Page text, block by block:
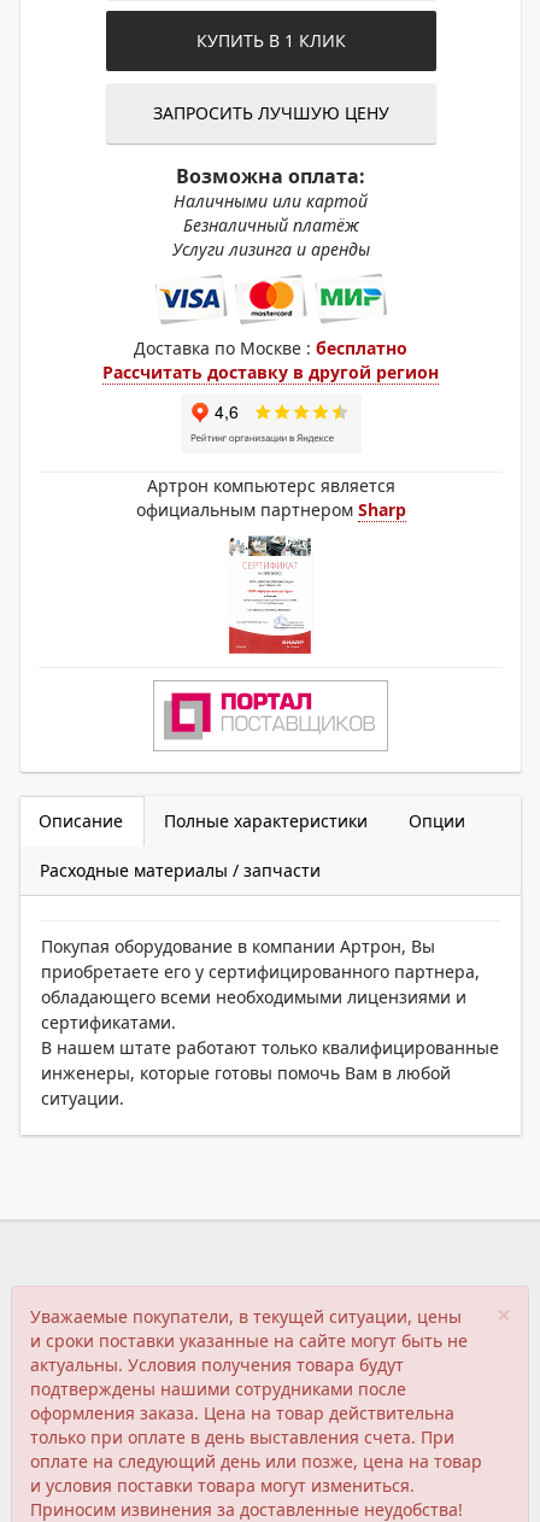
КУПИТЬ В 1 КЛИК
ЗАПРОСИТЬ ЛУЧШУЮ ЦЕНУ
Возможна оплата:
Наличными или картой
Безналичный платёж
Услуги лизинга и аренды
Доставка по Москве : бесплатно
Рассчитать доставку в другой регион
Артрон компьютерс является
официальным партнером Sharp
Описание Полные характеристики Опции
Расходные материалы / запчасти
Покупая оборудование в компании Артрон, Вы
приобретаете его у сертифицированного партнера,
обладающего всеми необходимыми лицензиями и
сертификатами.
В нашем штате работают только квалифицированные
инженеры, которые готовы помочь Вам в любой
ситуации.
×
Уважаемые покупатели, в текущей ситуации, цены
и сроки поставки указанные на сайте могут быть не
актуальны. Условия получения товара будут
подтверждены нашими сотрудниками после
оформления заказа. Цена на товар действительна
только при оплате в день выставления счета. При
оплате на следующий день или позже, цена на товар
и условия поставки товара могут измениться.
Приносим извинения за доставленные неудобства!